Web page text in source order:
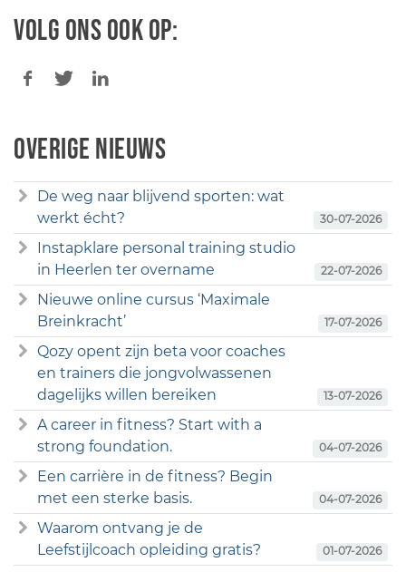
Volg ons ook op:
Overige nieuws
De weg naar blijvend sporten: wat
werkt écht?
30-07-2026
Instapklare personal training studio
in Heerlen ter overname
22-07-2026
Nieuwe online cursus ‘Maximale
Breinkracht’
17-07-2026
Qozy opent zijn beta voor coaches
en trainers die jongvolwassenen
dagelijks willen bereiken
13-07-2026
A career in fitness? Start with a
strong foundation.
04-07-2026
Een carrière in de fitness? Begin
met een sterke basis.
04-07-2026
Waarom ontvang je de
Leefstijlcoach opleiding gratis?
01-07-2026